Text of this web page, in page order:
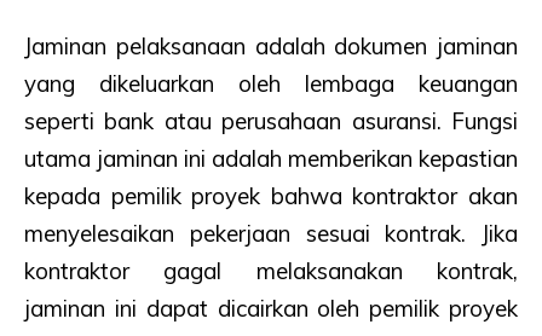
Jaminan pelaksanaan adalah dokumen jaminan
yang dikeluarkan oleh lembaga keuangan
seperti bank atau perusahaan asuransi. Fungsi
utama jaminan ini adalah memberikan kepastian
kepada pemilik proyek bahwa kontraktor akan
menyelesaikan pekerjaan sesuai kontrak. Jika
kontraktor gagal melaksanakan kontrak,
jaminan ini dapat dicairkan oleh pemilik proyek